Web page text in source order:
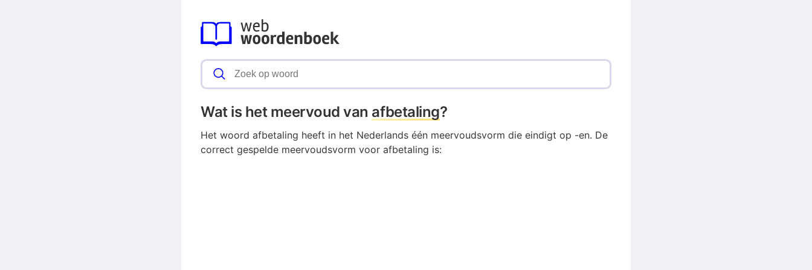
Wat is het meervoud van afbetaling?
Het woord afbetaling heeft in het Nederlands één meervoudsvorm die eindigt op -en. De
correct gespelde meervoudsvorm voor afbetaling is: